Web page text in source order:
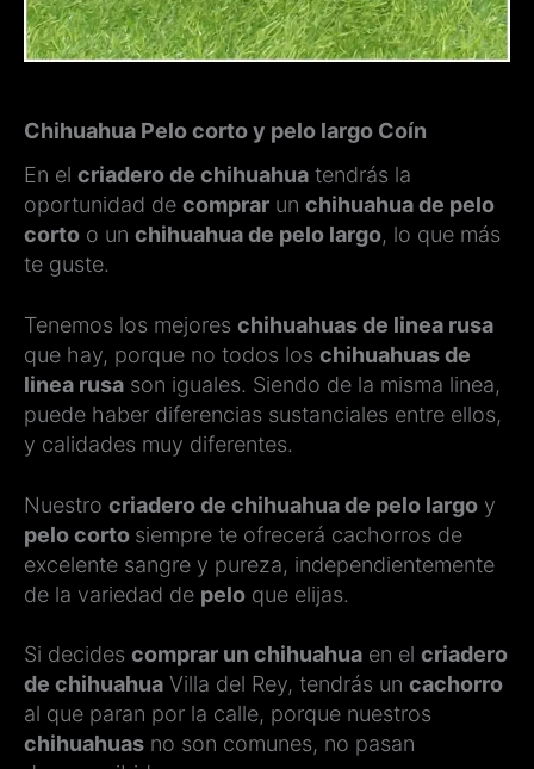
Chihuahua Pelo corto y pelo largo Coín
En el criadero de chihuahua tendrás la
oportunidad de comprar un chihuahua de pelo
corto o un chihuahua de pelo largo, lo que más
te guste.
Tenemos los mejores chihuahuas de linea rusa
que hay, porque no todos los chihuahuas de
linea rusa son iguales. Siendo de la misma linea,
puede haber diferencias sustanciales entre ellos,
y calidades muy diferentes.
Nuestro criadero de chihuahua de pelo largo y
pelo corto siempre te ofrecerá cachorros de
excelente sangre y pureza, independientemente
de la variedad de pelo que elijas.
Si decides comprar un chihuahua en el criadero
de chihuahua Villa del Rey, tendrás un cachorro
al que paran por la calle, porque nuestros
chihuahuas no son comunes, no pasan